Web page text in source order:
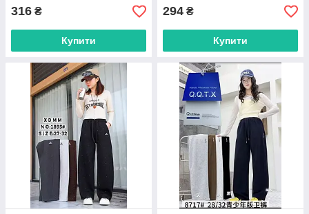
316 ₴
Купити
294 ₴
Купити